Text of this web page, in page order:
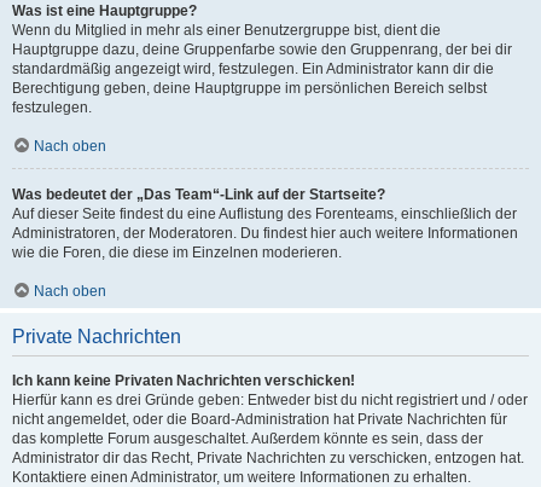
Was ist eine Hauptgruppe?
Wenn du Mitglied in mehr als einer Benutzergruppe bist, dient die
Hauptgruppe dazu, deine Gruppenfarbe sowie den Gruppenrang, der bei dir
standardmäßig angezeigt wird, festzulegen. Ein Administrator kann dir die
Berechtigung geben, deine Hauptgruppe im persönlichen Bereich selbst
festzulegen.
Nach oben
Was bedeutet der „Das Team“-Link auf der Startseite?
Auf dieser Seite findest du eine Auflistung des Forenteams, einschließlich der
Administratoren, der Moderatoren. Du findest hier auch weitere Informationen
wie die Foren, die diese im Einzelnen moderieren.
Nach oben
Private Nachrichten
Ich kann keine Privaten Nachrichten verschicken!
Hierfür kann es drei Gründe geben: Entweder bist du nicht registriert und / oder
nicht angemeldet, oder die Board-Administration hat Private Nachrichten für
das komplette Forum ausgeschaltet. Außerdem könnte es sein, dass der
Administrator dir das Recht, Private Nachrichten zu verschicken, entzogen hat.
Kontaktiere einen Administrator, um weitere Informationen zu erhalten.